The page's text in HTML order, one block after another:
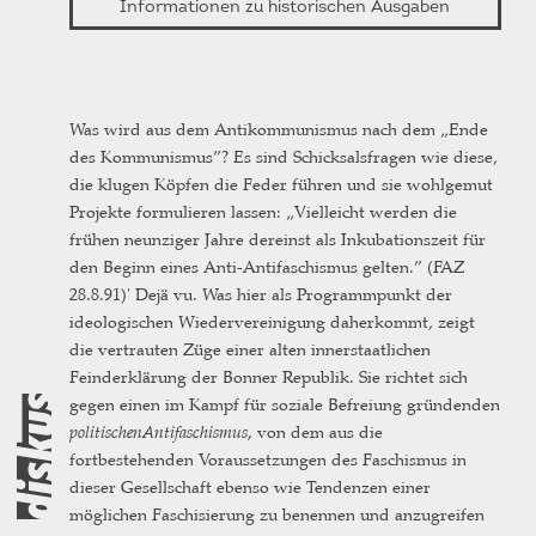
Informationen zu historischen Ausgaben
Was wird aus dem Antikommunismus nach dem „Ende
des Kommunismus”? Es sind Schicksalsfragen wie diese,
die klugen Köpfen die Feder führen und sie wohlgemut
Projekte formulieren lassen: „Vielleicht werden die
frühen neunziger Jahre dereinst als Inkubationszeit für
den Beginn eines Anti-Antifaschismus gelten.” (FAZ
28.8.91)' Dejä vu. Was hier als Programmpunkt der
ideologischen Wiedervereinigung daherkommt, zeigt
die vertrauten Züge einer alten innerstaatlichen
Feinderklärung der Bonner Republik. Sie richtet sich
gegen einen im Kampf für soziale Befreiung gründenden
politischenAntifaschismus, von dem aus die
fortbestehenden Voraussetzungen des Faschismus in
dieser Gesellschaft ebenso wie Tendenzen einer
möglichen Faschisierung zu benennen und anzugreifen